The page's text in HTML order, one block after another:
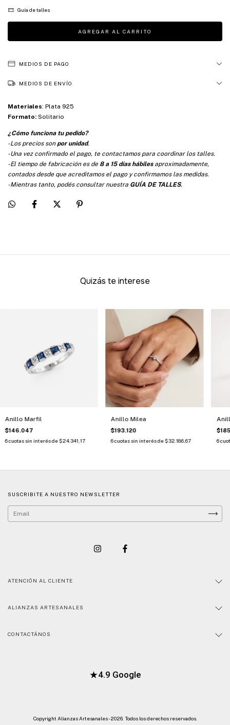
Guía de talles
MEDIOS DE PAGO
MEDIOS DE ENVÍO
Materiales: Plata 925
Formato: Solitario
¿Cómo funciona tu pedido?
-Los precios sonpor unidad.
-Una vez confirmado el pago, te contactamos para coordinar los talles.
-El tiempo de fabricación es de 8 a 15 días hábilesaproximadamente,
contados desde que acreditamos el pago y confirmamos las medidas.
-Mientras tanto, podés consultar nuestra GUÍA DE TALLES.
Quizás te interese
Anillo Marfil
$146.047
6cuotas sin interés de$24.341,17
Anillo Milea
$193.120
6cuotas sin interés de$32.186,67
6
SUSCRIBITE A NUESTRO NEWSLETTER
ATENCIÓN AL CLIENTE
ALIANZAS ARTESANALES
CONTACTÁNOS
★4.9 Google
Copyright Alianzas Artesanales - 2026. Todos los derechos reservados.